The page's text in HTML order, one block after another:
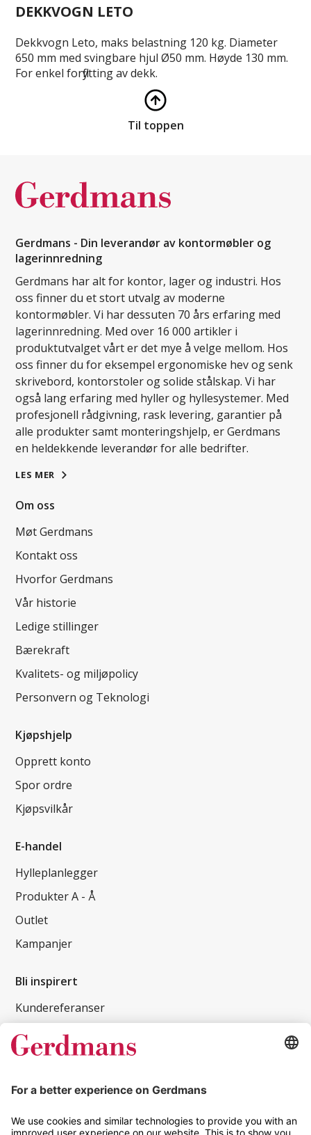
DEKKVOGN LETO
Dekkvogn Leto, maks belastning 120 kg. Diameter
650 mm med svingbare hjul Ø50 mm. Høyde 130 mm.
For enkel forflytting av dekk.
Til toppen
Gerdmans - Din leverandør av kontormøbler og
lagerinnredning
Gerdmans har alt for kontor, lager og industri. Hos
oss finner du et stort utvalg av moderne
kontormøbler. Vi har dessuten 70 års erfaring med
lagerinnredning. Med over 16 000 artikler i
produktutvalget vårt er det mye å velge mellom. Hos
oss finner du for eksempel ergonomiske hev og senk
skrivebord, kontorstoler og solide stålskap. Vi har
også lang erfaring med hyller og hyllesystemer. Med
profesjonell rådgivning, rask levering, garantier på
alle produkter samt monteringshjelp, er Gerdmans
en heldekkende leverandør for alle bedrifter.
LES MER
Om oss
Møt Gerdmans
Kontakt oss
Hvorfor Gerdmans
Vår historie
Ledige stillinger
Bærekraft
Kvalitets- og miljøpolicy
Personvern og Teknologi
Kjøpshjelp
Opprett konto
Spor ordre
Kjøpsvilkår
E-handel
Hylleplanlegger
Produkter A - Å
Outlet
Kampanjer
Bli inspirert
Kundereferanser
Magasin
Tips og guider
Kontakt
info@gerdmans.no